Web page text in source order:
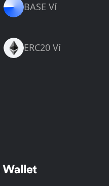
BASE Ví
ERC20 Ví